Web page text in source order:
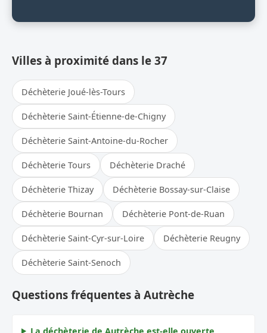
Villes à proximité dans le 37
Déchèterie Joué-lès-Tours
Déchèterie Saint-Étienne-de-Chigny
Déchèterie Saint-Antoine-du-Rocher
Déchèterie Tours Déchèterie Draché
Déchèterie Thizay Déchèterie Bossay-sur-Claise
Déchèterie Bournan Déchèterie Pont-de-Ruan
Déchèterie Saint-Cyr-sur-Loire Déchèterie Reugny
Déchèterie Saint-Senoch
Questions fréquentes à Autrèche
La déchèterie de Autrèche est-elle ouverte